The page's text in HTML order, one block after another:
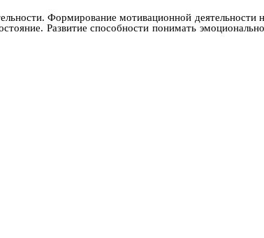
Формирование мотивационной деятельности
Развитие способности понимать